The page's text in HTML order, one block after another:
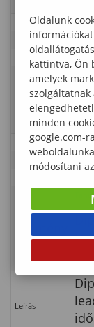
Leírás
Időpont
Kategória
Típus
Esemény
neve
Leírás
Időpont
Típus
neve
Leírás
Oldalunk
kattintva, Ön
amelyek
szolgáltatnak
minden
google.com-
módosítani